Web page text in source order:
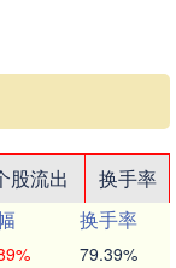
股流出
换手率
换手率
79.39%